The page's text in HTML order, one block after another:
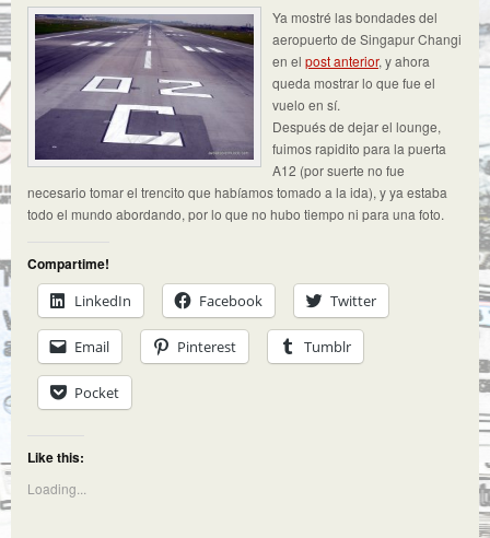
Ya mostré las bondades del
aeropuerto de Singapur Changi
en el post anterior, y ahora
queda mostrar lo que fue el
vuelo en sí.
Después de dejar el lounge,
fuimos rapidito para la puerta
A12 (por suerte no fue
necesario tomar el trencito que habíamos tomado a la ida), y ya estaba
todo el mundo abordando, por lo que no hubo tiempo ni para una foto.
Compartime!
LinkedIn
Facebook Twitter
Email Pinterest Tumblr
Pocket
Like this:
Loading...